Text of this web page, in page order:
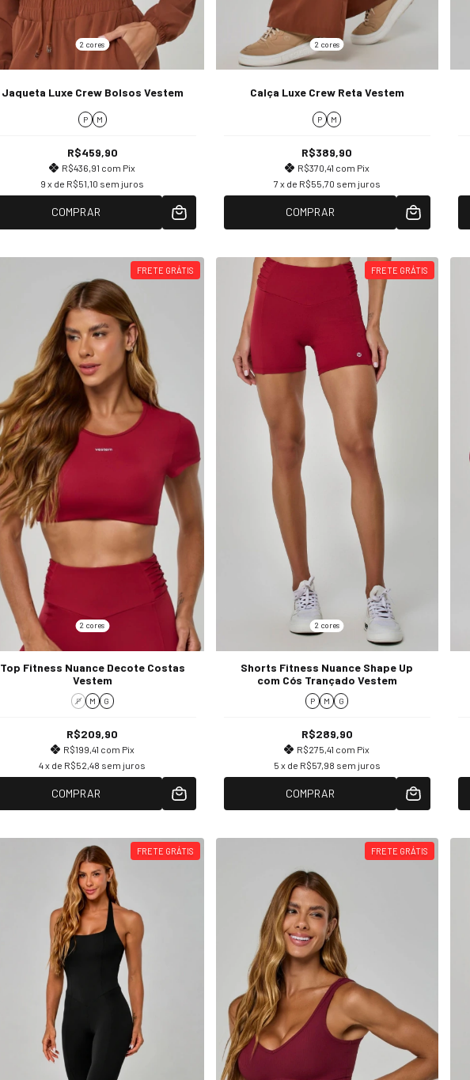
2 cores
Jaqueta Luxe Crew Bolsos Vestem
P M
R$459,90
R$436,91 com Pix
9 x de R$51,10 sem juros
COMPRAR
2 cores
Calça Luxe Crew Reta Vestem
P M
R$389,90
R$370,41 com Pix
7 x de R$55,70 sem juros
COMPRAR
FRETE GRÁTIS
2 cores
Top Fitness Nuance Decote Costas
Vestem
P M G
R$209,90
R$199,41 com Pix
4x de R$52,48 sem juros
COMPRAR
FRETE GRÁTIS
2 cores
Shorts Fitness Nuance Shape Up
com Cós Trançado Vestem
P M G
R$289,90
R$275,41 com Pix
5 x de R$57,98 sem juros
COMPRAR
FRETE GRÁTIS FRETE GRÁTIS